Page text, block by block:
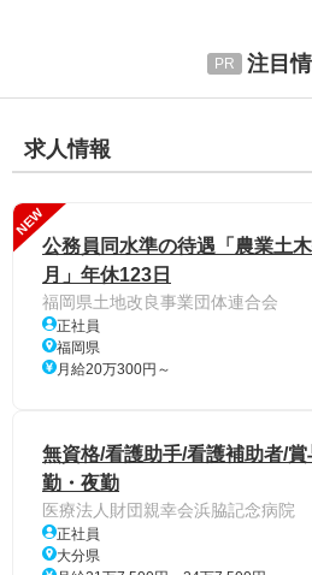
注目
求人情報
NEW
公務員同水準の待遇「農業土
月」年休123日
福岡県土地改良事業団体連合会
正社員
福岡県
月給20万300円～
無資格/看護助手/看護補助者/賞
勤・夜勤
医療法人財団親幸会浜脇記念病院
正社員
大分県